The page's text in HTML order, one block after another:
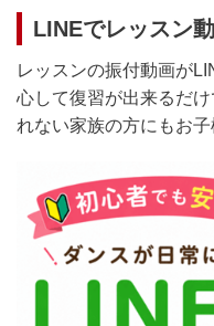
LINEでレッスン
レッスンの振付動画が
心して復習が出来るだ
れない家族の方にもお